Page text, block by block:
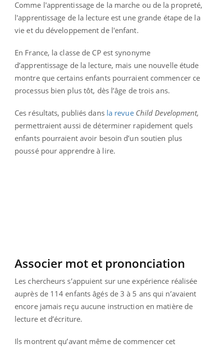
Comme l'apprentissage de la marche ou de la propreté,
l'apprentissage de la lecture est une grande étape de la
vie et du développement de l'enfant.
En France, la classe de CP est synonyme
d’apprentissage de la lecture, mais une nouvelle étude
montre que certains enfants pourraient commencer ce
processus bien plus tôt, dès l’âge de trois ans.
Ces résultats, publiés dansla revue Child Development,
permettraient aussi de déterminer rapidement quels
enfants pourraient avoir besoin d’un soutien plus
poussé pour apprendre à lire.
Associer mot et prononciation
Les chercheurs s’appuient sur une expérience réalisée
auprès de 114 enfants âgés de 3 à 5 ans qui n’avaient
encore jamais reçu aucune instruction en matière de
lecture et d’écriture.
Ils montrent qu’avant même de commencer cet